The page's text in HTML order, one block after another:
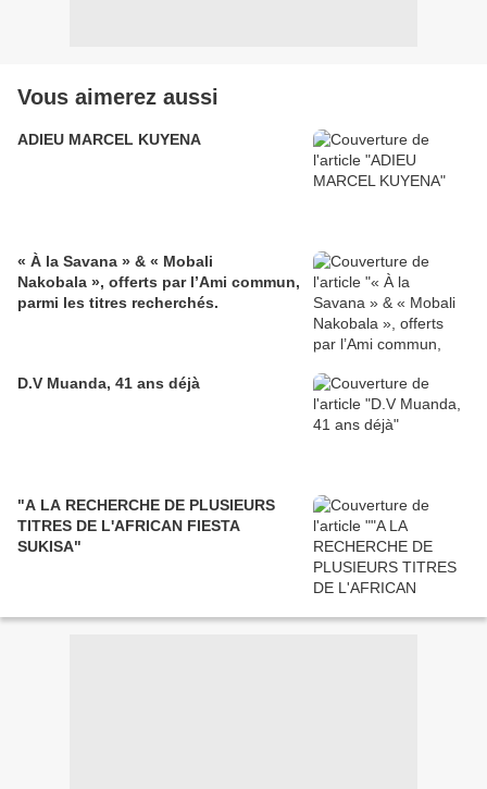
Vous aimerez aussi
ADIEU MARCEL KUYENA
« À la Savana » & « Mobali
Nakobala », offerts par l’Ami commun,
parmi les titres recherchés.
D.V Muanda, 41 ans déjà
"A LA RECHERCHE DE PLUSIEURS
TITRES DE L'AFRICAN FIESTA
SUKISA"